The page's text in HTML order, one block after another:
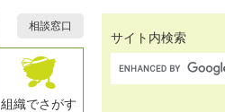
相談窓口
組織でさがす
サイト内検索